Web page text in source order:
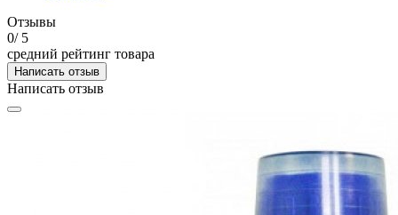
Отзывы
0/ 5
средний рейтинг товара
Написать отзыв
Написать отзыв